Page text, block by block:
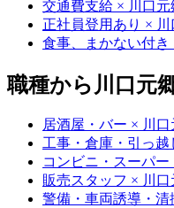
交通費支給 × 川口元
正社員登用あり × 川
食事、まかない付き
職種から川口元
居酒屋・バー × 川口
工事・倉庫・引っ越
コンビニ・スーパー
販売スタッフ × 川口
警備・車両誘導・